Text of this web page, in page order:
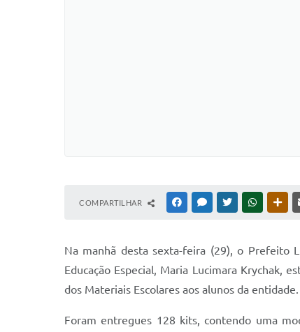
COMPARTILHAR FACEBOOKMESSENGER
TWITTERWHATSAPP
Na manhã desta sexta-feira (29), o Prefeito
Educação Especial, Maria Lucimara Krychak,
dos Materiais Escolares aos alunos da entidade.
Foram entregues 128 kits, contendo uma